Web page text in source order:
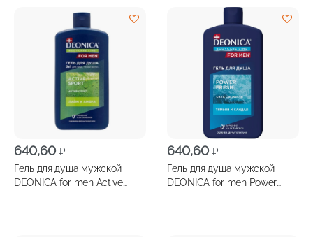
640,60 ₽
Гель для душа мужской
DEONICA for men Active
640,60 ₽
Гель для душа мужской
DEONICA for men Power